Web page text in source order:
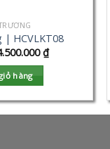
| HCVLKT08
₫
hàng